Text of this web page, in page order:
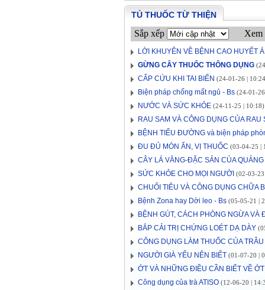
TỦ THUỐC TỪ THIỆN
Sắp xếp Xem
LỜI KHUYÊN VỀ BỆNH CAO HUYẾT
GỪNG CÂY THUỐC THÔNG DỤNG
CẤP CỨU KHI TAI BIẾN (24-01-26 |
Biện pháp chống mất ngủ - Bs (24-01-
NƯỚC VÀ SỨC KHỎE (24-11-25 | 10:18)
RAU SAM VÀ CÔNG DỤNG CỦA RAU
BỆNH TIỂU ĐƯỜNG và biện pháp
ĐU ĐỦ MÓN ĂN, VỊ THUỐC (03-04-25 |
CÂY LÁ VẰNG-ĐẶC SẢN CỦA QUẢNG
SỨC KHỎE CHO MỌI NGƯỜI (02-03-
CHUỐI TIÊU VÀ CÔNG DỤNG CHỮA
Bệnh Zona hay Dời leo - Bs (05-05-21 |
BỆNH GÚT, CÁCH PHÒNG NGỪA VÀ
BẮP CẢI TRỊ CHỨNG LOÉT DẠ DÀY
CÔNG DỤNG LÀM THUỐC CỦA TRÂU
NGƯỜI GIÀ YẾU NÊN BIẾT (01-07-20 |
ỚT VÀ NHỮNG ĐIỀU CẦN BIẾT VỀ ỚT
Công dụng của trà ATISO (12-06-20 |